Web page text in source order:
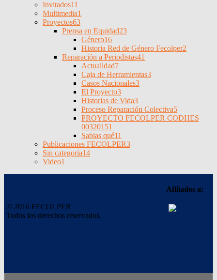
Invitados11
Multimedia1
Proyectos63
Prensa en Equidad23
Género16
Historia Red de Género Fecolper2
Reparación a Periodistas41
Actualidad7
Caja de Herramientas3
Casos Nacionales3
El Proyecto3
Historias de Vida3
Proceso Reparación Colectiva5
PROYECTO FECOLPER CODHES
00320151
Sabias qué11
Publicaciones FECOLPER3
Sin categoría14
Video1
© 2016 FECOLPER
Todos los derechos reservados.
Afiliados a: